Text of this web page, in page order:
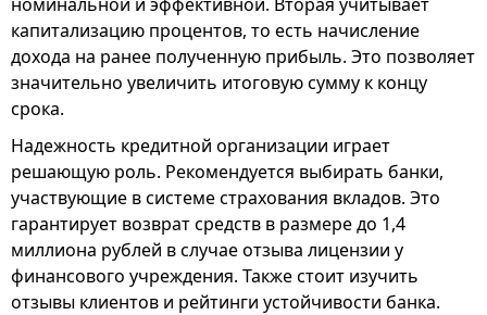
капитализацию процентов, то есть начисление
дохода на ранее полученную прибыль. Это позволяет
значительно увеличить итоговую сумму к концу
срока.
Надежность кредитной организации играет
решающую роль. Рекомендуется выбирать банки,
участвующие в системе страхования вкладов. Это
гарантирует возврат средств в размере до 1,4
миллиона рублей в случае отзыва лицензии у
финансового учреждения. Также стоит изучить
отзывы клиентов и рейтинги устойчивости банка.